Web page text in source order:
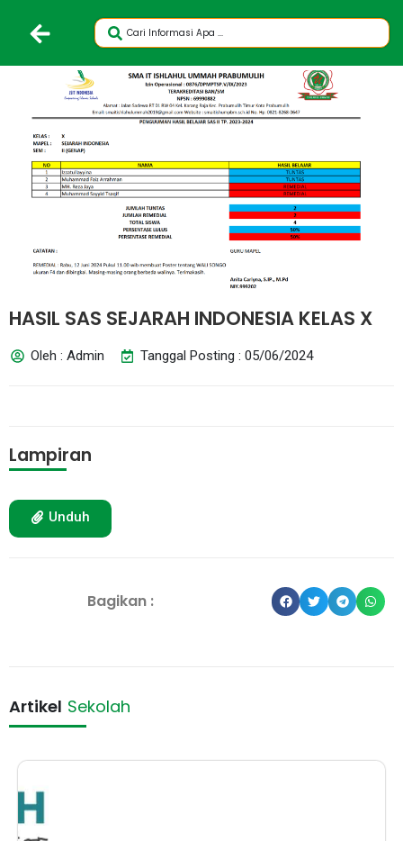
HASIL SAS SEJARAH INDONESIA KELAS X
Oleh : Admin Tanggal Posting : 05/06/2024
Lampiran
Unduh
Bagikan :
Artikel Sekolah